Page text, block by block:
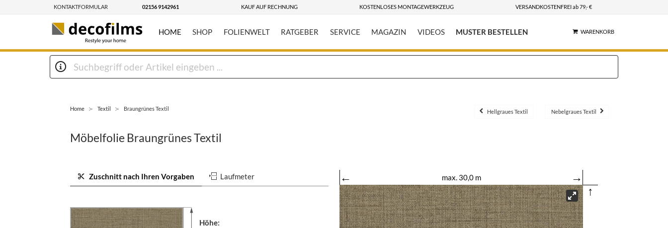
KONTAKTFORMULAR 02156 9142961 KAUF AUF RECHNUNG KOSTENLOSES MONTAGEWERKZEUG VERSANDKOSTENFREI ab 79,- €
HOME SHOP FOLIENWELT RATGEBER SERVICE MAGAZIN VIDEOS MUSTER BESTELLEN WARENKORB
Home Textil Braungrünes Textil Hellgraues Textil Nebelgraues Textil
Möbelfolie Braungrünes Textil
Zuschnitt nach Ihren Vorgaben Laufmeter
Höhe:
← max. 30,0 m
→
↑